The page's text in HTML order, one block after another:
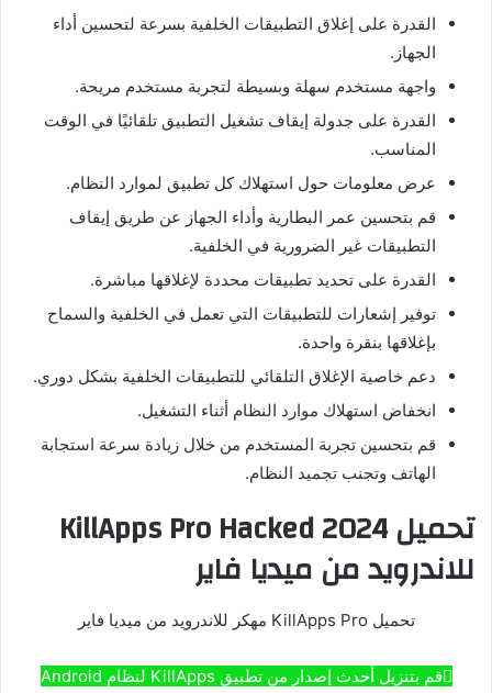
القدرة على إغلاق التطبيقات الخلفية بسرعة لتحسين أداء
الجهاز.
واجهة مستخدم سهلة وبسيطة لتجربة مستخدم مريحة.
القدرة على جدولة إيقاف تشغيل التطبيق تلقائيًا في الوقت
المناسب.
عرض معلومات حول استهلاك كل تطبيق لموارد النظام.
قم بتحسين عمر البطارية وأداء الجهاز عن طريق إيقاف
التطبيقات غير الضرورية في الخلفية.
القدرة على تحديد تطبيقات محددة لإغلاقها مباشرة.
توفير إشعارات للتطبيقات التي تعمل في الخلفية والسماح
بإغلاقها بنقرة واحدة.
دعم خاصية الإغلاق التلقائي للتطبيقات الخلفية بشكل دوري.
انخفاض استهلاك موارد النظام أثناء التشغيل.
قم بتحسين تجربة المستخدم من خلال زيادة سرعة استجابة
الهاتف وتجنب تجميد النظام.
تحميل KillApps Pro Hacked 2024
للاندرويد من ميديا ​​فاير
تحميل KillApps Pro مهكر للاندرويد من ميديا ​​فاير
قم بتنزيل أحدث إصدار من تطبيق KillApps لنظام Android